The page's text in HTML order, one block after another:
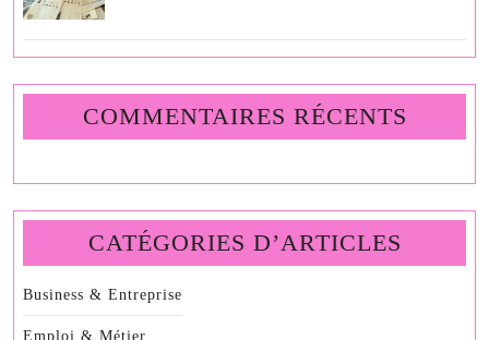
COMMENTAIRES RÉCENTS
CATÉGORIES D’ARTICLES
Business & Entreprise
Emploi & Métier